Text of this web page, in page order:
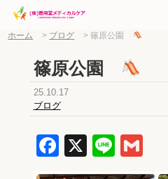
ホーム > ブログ >篠原公園
篠原公園
25.10.17
ブログ
Facebook
X Line